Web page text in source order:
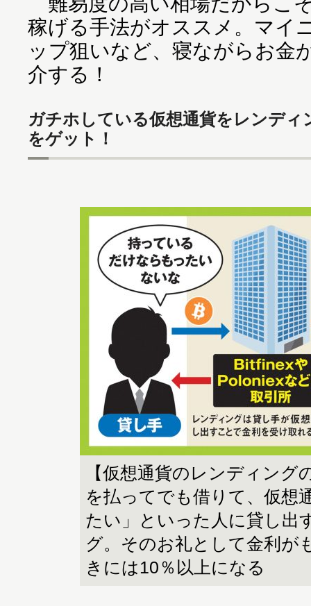
稼げる手法がオススメ。マイ
ップ狙いなど、寝ながらお金
介する！
ガチホしている仮想通貨をレンディ
をゲット！
【仮想通貨のレンディング
を払ってでも借りて、仮想
たい」といった人に貸し出
グ。そのお礼として金利が
きには10％以上になる